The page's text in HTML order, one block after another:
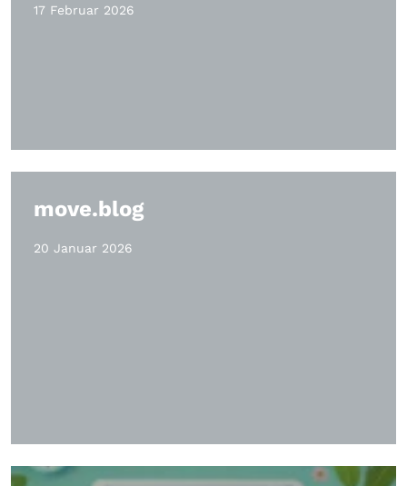
17 Februar 2026
move.blog
20 Januar 2026